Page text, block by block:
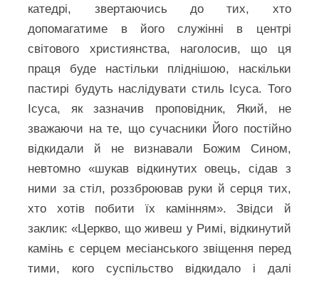
катедрі, звертаючись до тих, хто
допомагатиме в його служінні в центрі
світового християнства, наголосив, що ця
праця буде настільки пліднішою, наскільки
пастирі будуть наслідувати стиль Ісуса. Того
Ісуса, як зазначив проповідник, Який, не
зважаючи на те, що сучасники Його постійно
відкидали й не визнавали Божим Сином,
невтомно «шукав відкинутих овець, сідав з
ними за стіл, роззброював руки й серця тих,
хто хотів побити їх камінням». Звідси й
заклик: «Церкво, що живеш у Римі, відкинутий
камінь є серцем месіанського звіщення перед
тими, кого суспільство відкидало і далі